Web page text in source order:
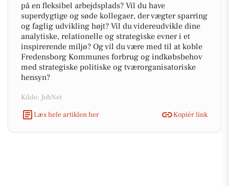
på en fleksibel arbejdsplads? Vil du have
superdygtige og søde kollegaer, der vægter sparring
og faglig udvikling højt? Vil du videreudvikle dine
analytiske, relationelle og strategiske evner i et
inspirerende miljø? Og vil du være med til at koble
Fredensborg Kommunes forbrug og indkøbsbehov
med strategiske politiske og tværorganisatoriske
hensyn?
Kilde: JobNet
Læs hele artiklen her
Kopiér link